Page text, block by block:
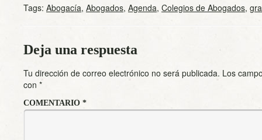
Tags: Abogacía, Abogados, Agenda, Colegios de Abogados,
Deja una respuesta
Tu dirección de correo electrónico no será publicada. Los
con *
COMENTARIO *